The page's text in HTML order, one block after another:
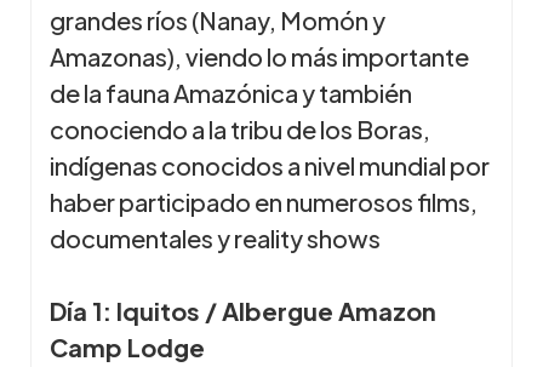
grandes ríos (Nanay, Momón y
Amazonas), viendo lo más importante
de la fauna Amazónica y también
conociendo a la tribu de los Boras,
indígenas conocidos a nivel mundial por
haber participado en numerosos films,
documentales y reality shows
Día 1: Iquitos / Albergue Amazon
Camp Lodge